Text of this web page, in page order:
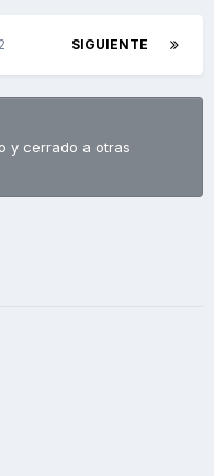
SIGUIENTE
y cerrado a otras